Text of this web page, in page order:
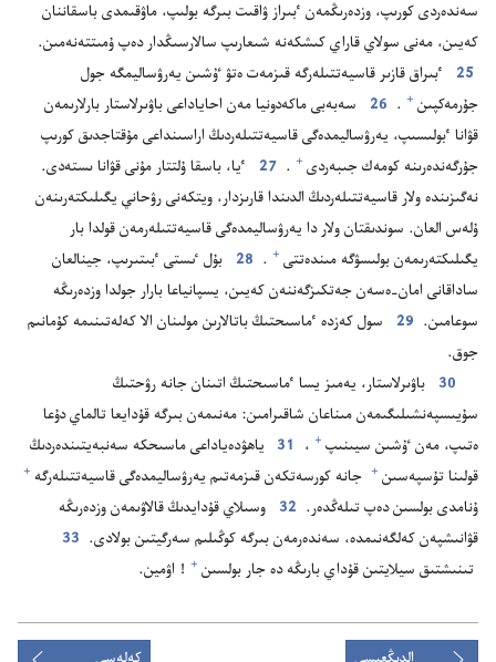
سە‌ندە‌ردى كورىپ،‏ وزدە‌رىڭمە‌ن ٴ‌بىراز ۋاقىت بىرگە بولىپ،‏ ماۋقىمدى باسقاننان
كە‌يىن،‏ مە‌نى سولاي قاراي كىشكە‌نە شىعارىپ سالارسىڭدار دە‌پ ۇ‌مىتتە‌نە‌مىن.‏
25
ٴ‌بىراق قازىر قاسيە‌تتىلە‌رگە قىزمە‌ت ە‌تۋ ٷشىن يە‌رۋساليمگە جول
جۇ‌رمە‌كپىن⁠ +
‏.‏
26
سە‌بە‌بى ماكە‌دونيا مە‌ن احاياداعى باۋىرلاستار بارلارىمە‌ن
قۋانا ٴ‌بولىسىپ،‏ يە‌رۋساليمدە‌گى قاسيە‌تتىلە‌ردىڭ اراسىنداعى مۇ‌قتاجدىق كورىپ
جۇ‌رگە‌ندە‌رىنە كومە‌ك جىبە‌ردى⁠ +
‏.‏
27
ٴ‌يا،‏ باسقا ۇ‌لتتار مۇ‌نى قۋانا ىستە‌دى.‏
نە‌گىزىندە ولار قاسيە‌تتىلە‌ردىڭ الدىندا قارىزدار،‏ ويتكە‌نى رۋحاني يگىلىكتە‌رىنە‌ن
ۇ‌لە‌س العان.‏ سوندىقتان ولار دا يە‌رۋساليمدە‌گى قاسيە‌تتىلە‌رمە‌ن قولدا بار
يگىلىكتە‌رىمە‌ن بولىسۋگە مىندە‌تتى⁠ +
‏.‏
28
بۇ‌ل ٸستى ٴ‌بىتىرىپ،‏ جينالعان
ساداقانى امان-‏ە‌سە‌ن جە‌تكىزگە‌ننە‌ن كە‌يىن،‏ يسپانياعا بارار جولدا وزدە‌رىڭە
سوعامىن.‏ 29
سول كە‌زدە ٴ‌ماسىحتىڭ باتالارىن مولىنان الا كە‌لە‌تىنىمە كۇ‌مانىم
جوق.‏
30 باۋىرلاستار،‏ يە‌مىز يسا ٴ‌ماسىحتىڭ اتىنان جانە رۋحتىڭ
سۇ‌يىسپە‌نشىلىگىمە‌ن مىناعان شاقىرامىن:‏ مە‌نىمە‌ن بىرگە قۇ‌دايعا تالماي دۇ‌عا
ە‌تىپ،‏ مە‌ن ٷشىن سيىنىپ⁠ + ‏،‏ 31
ياھۋدە‌ياداعى ماسىحكە سە‌نبە‌يتىندە‌ردىڭ
قولىنا تۇ‌سپە‌سىن⁠ + جانە كورسە‌تكە‌ن قىزمە‌تىم يە‌رۋساليمدە‌گى قاسيە‌تتىلە‌رگە⁠ +
ۇ‌نامدى بولسىن دە‌پ تىلە‌ڭدە‌ر.‏ 32 وسىلاي قۇ‌دايدىڭ قالاۋىمە‌ن وزدە‌رىڭە
قۋانىشپە‌ن كە‌لگە‌نىمدە،‏ سە‌ندە‌رمە‌ن بىرگە كوڭىلىم سە‌رگيتىن بولادى.‏ 33
تىنىشتىق سيلايتىن قۇ‌داي بارىڭە دە جار بولسىن⁠ + ‏!‏ اۋمين.‏